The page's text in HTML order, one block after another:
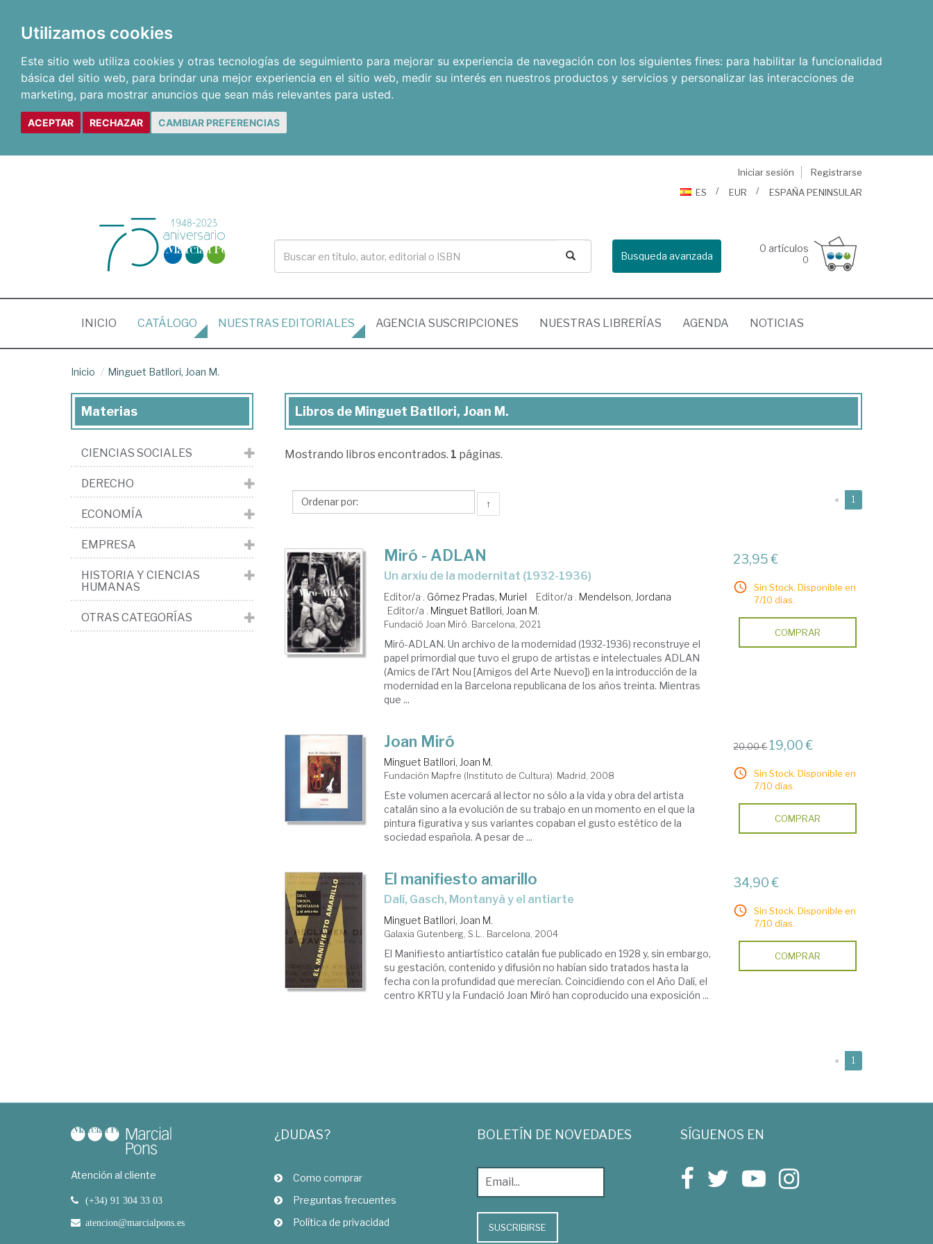
Utilizamos cookies
Este sitio web utiliza cookies y otras tecnologías de seguimiento para mejorar su experiencia de navegación con los siguientes fines: para habilitar la funcionalidad
básica del sitio web, para brindar una mejor experiencia en el sitio web, medir su interés en nuestros productos y servicios y personalizar las interacciones de
marketing, para mostrar anuncios que sean más relevantes para usted.
ACEPTAR RECHAZAR CAMBIAR PREFERENCIAS
Iniciar sesión
Registrarse
ES
EUR ESPAÑA PENINSULAR
Busqueda avanzada
0 artículos
0
INICIO (CURRENT)
CATÁLOGO NUESTRAS EDITORIALES AGENCIA SUSCRIPCIONES NUESTRAS LIBRERÍAS AGENDA NOTICIAS
Inicio Minguet Batllori, Joan M.
Libros
Minguet
Joan
Libros de Minguet Batllori, Joan M.
Mostrando libros encontrados. 1 páginas.
↑ « 1
Miró - ADLAN
un arxiu de la modernitat (1932-1936)
Editor/a . Gómez Pradas, Muriel Editor/a . Mendelson, Jordana
Editor/a . Minguet Batllori, Joan M.
Fundació Joan Miró. Barcelona, 2021
Miró-ADLAN. Un archivo de la modernidad (1932-1936) reconstruye el
papel primordial que tuvo el grupo de artistas e intelectuales ADLAN
(Amics de l'Art Nou [Amigos del Arte Nuevo]) en la introducción de la
modernidad en la Barcelona republicana de los años treinta. Mientras
que ...
23,95 €
Sin Stock. Disponible en
7/10 días.
COMPRAR
Joan Miró
Minguet Batllori, Joan M.
Fundación Mapfre (Instituto de Cultura). Madrid, 2008
Este volumen acercará al lector no sólo a la vida y obra del artista
catalán sino a la evolución de su trabajo en un momento en el que la
pintura figurativa y sus variantes copaban el gusto estético de la
sociedad española. A pesar de ...
20,00 € 19,00 €
Sin Stock. Disponible en
7/10 días.
COMPRAR
El manifiesto amarillo
Dalí, Gasch, Montanyà y el antiarte
Minguet Batllori, Joan M.
Galaxia Gutenberg, S.L.. Barcelona, 2004
El Manifiesto antiartístico catalán fue publicado en 1928 y, sin embargo,
su gestación, contenido y difusión no habían sido tratados hasta la
fecha con la profundidad que merecían. Coincidiendo con el Año Dalí, el
centro KRTU y la Fundació Joan Miró han coproducido una exposición ...
34,90 €
Sin Stock. Disponible en
7/10 días.
COMPRAR
« 1
Materias
CIENCIAS SOCIALES
DERECHO
ECONOMÍA
EMPRESA
HISTORIA Y CIENCIAS
HUMANAS
OTRAS CATEGORÍAS
Atención al cliente
(+34) 91 304 33 03
atencion@marcialpons.es
¿DUDAS?
Como comprar
Preguntas frecuentes
Política de privacidad
BOLETÍN DE NOVEDADES
SUSCRIBIRSE
SÍGUENOS EN